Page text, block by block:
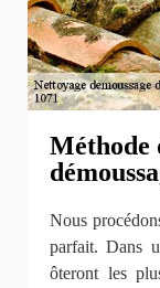
Méthode
Nous
parfait. Dans
ôteront les